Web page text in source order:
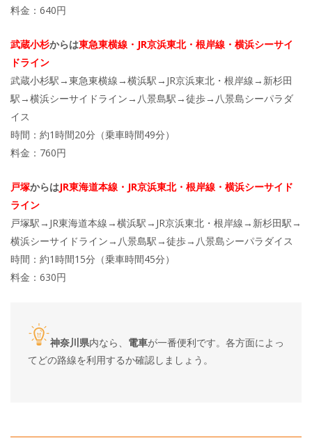
料金：640円
武蔵小杉からは東急東横線・JR京浜東北・根岸線・横浜シーサイ
ドライン
武蔵小杉駅→東急東横線→横浜駅→JR京浜東北・根岸線→新杉田
駅→横浜シーサイドライン→八景島駅→徒歩→八景島シーパラダ
イス
時間：約1時間20分（乗車時間49分）
料金：760円
戸塚からはJR東海道本線・JR京浜東北・根岸線・横浜シーサイド
ライン
戸塚駅→JR東海道本線→横浜駅→JR京浜東北・根岸線→新杉田駅→
横浜シーサイドライン→八景島駅→徒歩→八景島シーパラダイス
時間：約1時間15分（乗車時間45分）
料金：630円
神奈川県内なら、 電車が一番便利です。各方面によっ
てどの路線を利用するか確認しましょう。